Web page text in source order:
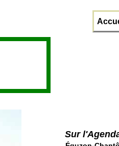
Sur